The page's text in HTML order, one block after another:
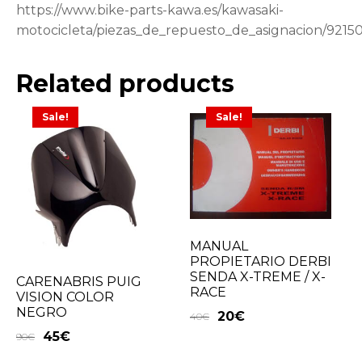
https://www.bike-parts-kawa.es/kawasaki-
motocicleta/piezas_de_repuesto_de_asignacion/
Related products
Sale!
CARENABRIS PUIG
VISION COLOR
NEGRO
90€ 45€
Sale!
MANUAL
PROPIETARIO DERBI
SENDA X-TREME / X-
RACE
40€ 20€